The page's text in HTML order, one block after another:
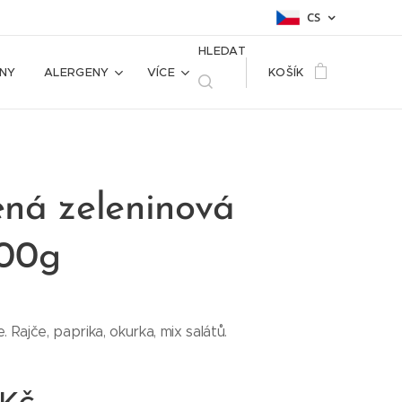
CS
ALERGENY VÍCE
HLEDAT
KOŠÍK
zeleninová
Rajče, paprika, okurka, mix salátů.